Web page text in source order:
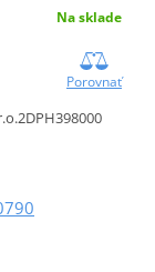
Na sklade
Porovnať